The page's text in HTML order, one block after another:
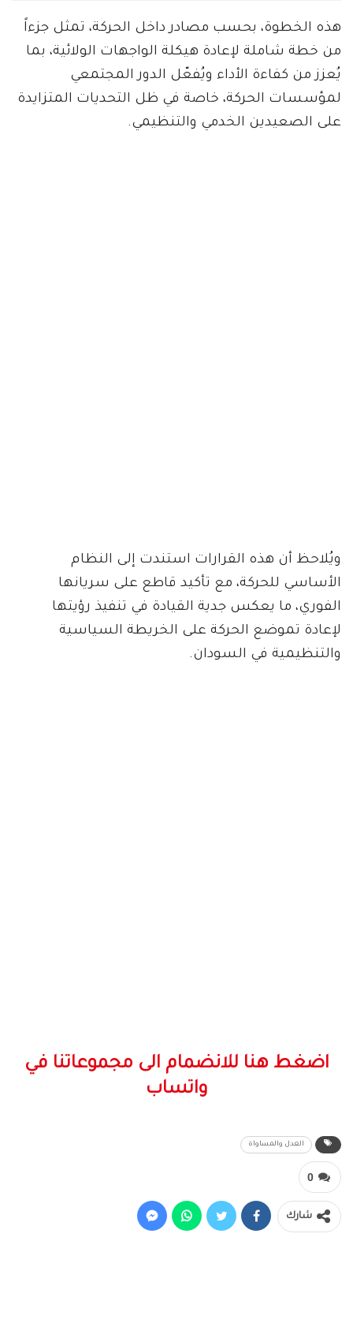
هذه الخطوة، بحسب مصادر داخل الحركة، تمثل جزءاً
من خطة شاملة لإعادة هيكلة الواجهات الولائية، بما
يُعزز من كفاءة الأداء ويُفعّل الدور المجتمعي
لمؤسسات الحركة، خاصة في ظل التحديات المتزايدة
على الصعيدين الخدمي والتنظيمي.
ويُلاحظ أن هذه القرارات استندت إلى النظام
الأساسي للحركة، مع تأكيد قاطع على سريانها
الفوري، ما يعكس جدية القيادة في تنفيذ رؤيتها
لإعادة تموضع الحركة على الخريطة السياسية
والتنظيمية في السودان.
اضغط هنا للانضمام الى مجموعاتنا في
واتساب
العدل والمساواة
0
شارك